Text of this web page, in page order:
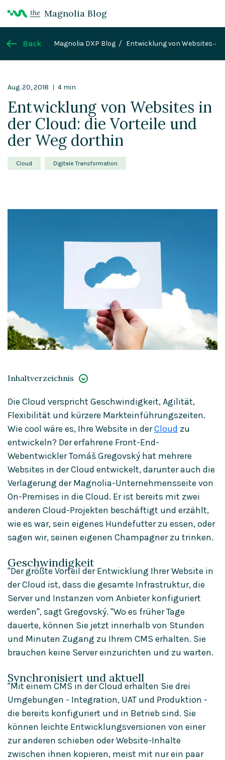
the Magnolia Blog
Back Magnolia DXP Blog
Entwicklung von Websites
Aug. 20, 2018 4 min
Entwicklung von Websites in
der Cloud: die Vorteile und
der Weg dorthin
Cloud Digitale Transformation
Inhaltverzeichnis
Geschwindigkeit
Synchronisiert und aktuell
Front-End-Entwicklung
Arbeit mit einer grafischen Benutzeroberfläche, die Live-
Über Anpassungen nachdenken
What is Magnolia Cloud
Die Cloud verspricht Geschwindigkeit, Agilität,
Flexibilität und kürzere Markteinführungszeiten.
Wie cool wäre es, Ihre Website in derCloud zu
entwickeln? Der erfahrene Front-End-
Webentwickler Tomáš Gregovský hat mehrere
Websites in der Cloud entwickelt, darunter auch die
Verlagerung der Magnolia-Unternehmensseite von
On-Premises in die Cloud. Er ist bereits mit zwei
anderen Cloud-Projekten beschäftigt und erzählt,
wie es war, sein eigenes Hundefutter zu essen, oder
sagen wir, seinen eigenen Champagner zu trinken.
Geschwindigkeit
"Der größte Vorteil der Entwicklung Ihrer Website in
der Cloud ist, dass die gesamte Infrastruktur, die
Server und Instanzen vom Anbieter konfiguriert
werden", sagt Gregovský. "Wo es früher Tage
dauerte, können Sie jetzt innerhalb von Stunden
und Minuten Zugang zu Ihrem CMS erhalten. Sie
brauchen keine Server einzurichten und zu warten.
Synchronisiert und aktuell
"Mit einem CMS in der Cloud erhalten Sie drei
Umgebungen - Integration, UAT und Produktion -
die bereits konfiguriert und in Betrieb sind. Sie
können leichte Entwicklungsversionen von einer
zur anderen schieben oder Website-Inhalte
zwischen ihnen kopieren, meist mit nur ein paar